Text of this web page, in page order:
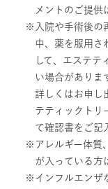
メントのご提供
入院や手術後の
中、薬を服用さ
して、エステテ
い場合がありま
詳しくはお申し
テティックトリ
て確認書をご記
アレルギー体質
が入っている方
インフルエンザ